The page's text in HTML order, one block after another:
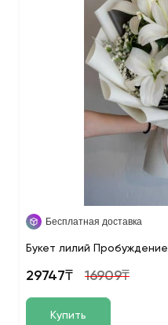
Бесплатная доставка
Букет лилий Пробуждение
29747₸ 16909₸
Купить